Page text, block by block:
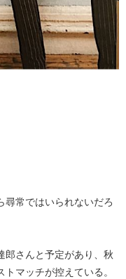
尋常ではいられないだろ
郎さんと予定があり、秋
マッチが控えている。